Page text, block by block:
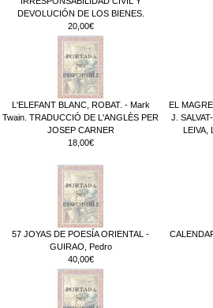
DEVOLUCIÓN DE LOS BIENES.
20,00€
L'ELEFANT BLANC, ROBAT. - Mark
Twain. TRADUCCIÓ DE L'ANGLÈS PER
JOSEP CARNER
18,00€
EL
J.
LEIVA,
57 JOYAS DE POESÍA ORIENTAL -
GUIRAO, Pedro
40,00€